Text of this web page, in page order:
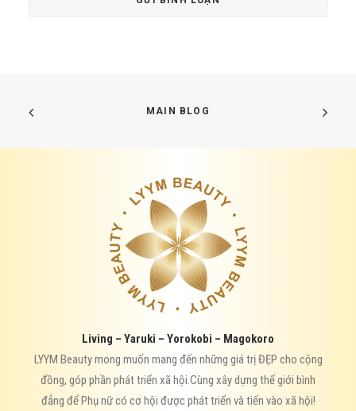
MAIN BLOG
Living – Yaruki – Yorokobi – Magokoro
LYYM Beauty mong muốn mang đến những giá trị ĐẸP cho cộng
đồng, góp phần phát triển xã hội.Cùng xây dựng thế giới bình
đẳng để Phụ nữ có cơ hội được phát triển và tiến vào xã hội!